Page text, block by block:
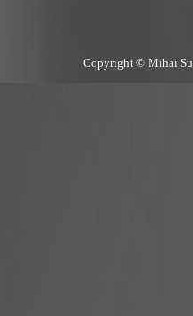
Copyright © Mihai